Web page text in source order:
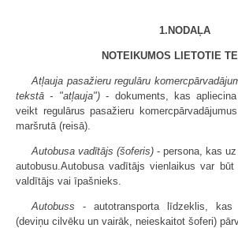
1.NODAĻA
NOTEIKUMOS LIETOTIE
Atļauja pasažieru regulāru
tekstā - "atļauja")- dokuments, kas apliecina
veikt regulārus pasažieru
maršrutā (reisā).
Autobusa vadītājs (šoferis) - persona, kas
autobusu.Autobusa vadītājs vienlaikus var
valdītājs vai īpašnieks.
Autobuss - autotransporta līdzeklis, kas
(deviņu cilvēku un vairāk, neieskaitot šoferi)